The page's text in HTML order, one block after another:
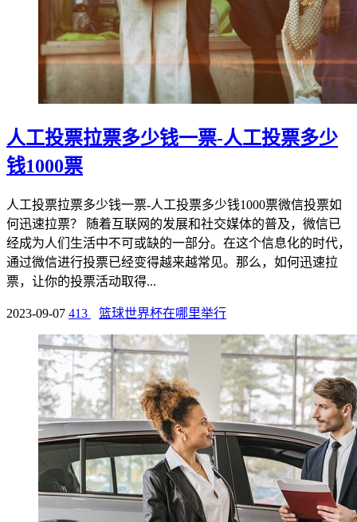
人工投票拉票多少钱一票-人工投票多少
钱1000票
人工投票拉票多少钱一票-人工投票多少钱1000票微信投票如
何迅速拉票？ 随着互联网的发展和社交媒体的普及，微信已
经成为人们生活中不可或缺的一部分。在这个信息化的时代，
通过微信进行投票已经变得越来越常见。那么，如何迅速拉
票，让你的投票活动取得...
2023-09-07 413 篮球世界杯在哪里举行